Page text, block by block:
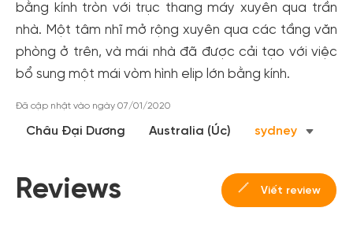
bằng kính tròn với trục thang máy xuyên qua trần
nhà. Một tâm nhĩ mở rộng xuyên qua các tầng văn
phòng ở trên, và mái nhà đã được cải tạo với việc
bổ sung một mái vòm hình elip lớn bằng kính.
Đã cập nhật vào ngày 07/01/2020
Châu Đại Dương Australia (Úc) sydney
Reviews Viết review